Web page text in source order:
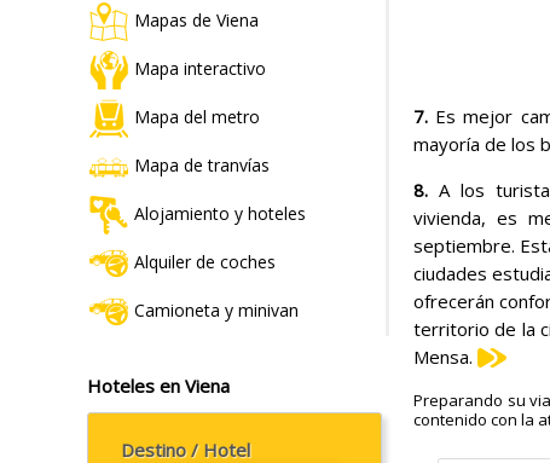
Mapas de Viena
Mapa interactivo
Mapa del metro
Mapa de tranvías
Alojamiento y hoteles
Alquiler de coches
Camioneta y minivan
Hoteles en Viena
Destino / Hotel
7. Es mejor
mayoría de los
8. A los
vivienda, es
septiembre.
ciudades
ofrecerán
territorio de la
Mensa.
Preparando su
contenido con la